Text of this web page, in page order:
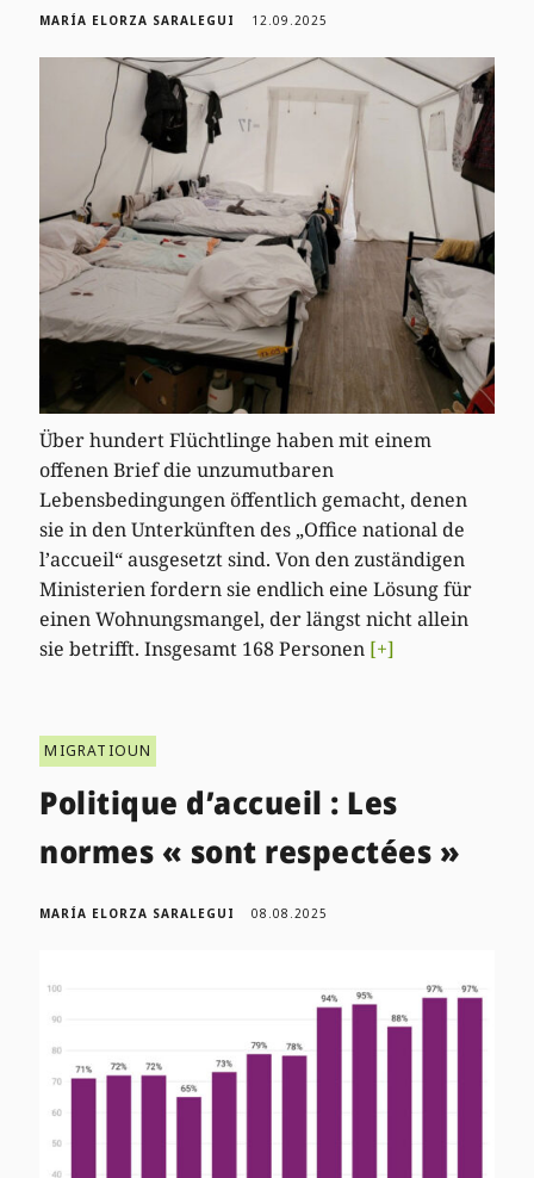
MARÍA ELORZA SARALEGUI 12.09.2025
Über hundert Flüchtlinge haben mit einem
offenen Brief die unzumutbaren
Lebensbedingungen öffentlich gemacht, denen
sie in den Unterkünften des „Office national de
l’accueil“ ausgesetzt sind. Von den zuständigen
Ministerien fordern sie endlich eine Lösung für
einen Wohnungsmangel, der längst nicht allein
sie betrifft. Insgesamt 168 Personen [+]
MIGRATIOUN
Politique d’accueil : Les
normes « sont respectées »
MARÍA ELORZA SARALEGUI 08.08.2025